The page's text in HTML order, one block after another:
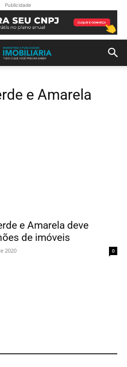
Publicidade
e Amarela
e Amarela deve
de imóveis
2020 0